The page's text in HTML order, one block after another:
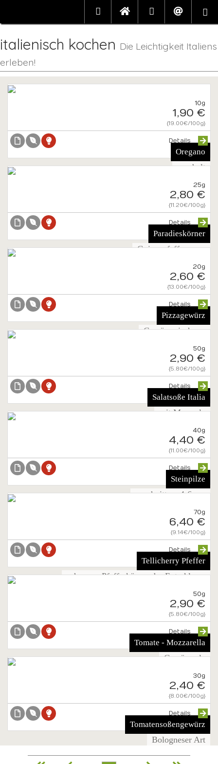
italienisch kochen Die Leichtigkeit Italiens
erleben!
Oregano
gerebelt
10g
1,90 €
{19.00€/100g}
Details
Paradieskörner
Guineapfeffer ganz
25g
2,80 €
{11.20€/100g}
Details
Pizzagewürz
Gewürzmischung
20g
2,60 €
{13.00€/100g}
Details
Salatsoße Italia
mit Meersalz
50g
2,90 €
{5.80€/100g}
Details
Steinpilze
geschnitten, 4-6mm
40g
4,40 €
{11.00€/100g}
Details
Tellicherry Pfeffer
schwarze Pfefferkörner der Extraklasse
70g
6,40 €
{9.14€/100g}
Details
Tomate - Mozzarella
Gewürzsalz
50g
2,90 €
{5.80€/100g}
Details
Tomatensoßengewürz
Bologneser Art
30g
2,40 €
{8.00€/100g}
Details